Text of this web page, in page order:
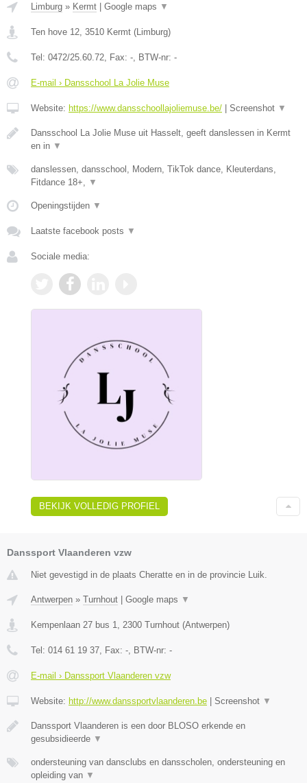
Limburg » Kermt Google maps ▼
Ten hove 12 3510 Kermt ( Limburg)
Tel: 0472/25.60.72 , Fax: - , BTW-nr: -
E-mail › Dansschool La Jolie Muse
Website: https://www.dansschoollajoliemuse.be/ Screenshot ▼
Dansschool La Jolie Muse uit Hasselt, geeft danslessen in Kermt
en in ▼
danslessen, dansschool, Modern, TikTok dance, Kleuterdans,
Fitdance 18+,
▼
Openingstijden ▼
Laatste facebook posts ▼
Sociale media:
BEKIJK VOLLEDIG PROFIEL
Danssport Vlaanderen vzw
Niet gevestigd in de plaats Cheratte en in de provincie Luik.
Antwerpen » Turnhout Google maps ▼
Kempenlaan 27 bus 1 2300 Turnhout (Antwerpen)
Tel: 014 61 19 37 , Fax: - , BTW-nr: -
E-mail › Danssport Vlaanderen vzw
Website: http://www.danssportvlaanderen.be Screenshot ▼
Danssport Vlaanderen is een door BLOSO erkende en
gesubsidieerde ▼
ondersteuning van dansclubs en dansscholen, ondersteuning en
opleiding van ▼